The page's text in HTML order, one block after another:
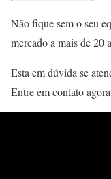
Não fique sem o seu
mercado a mais de 20
Esta em dúvida se
Entre em contato